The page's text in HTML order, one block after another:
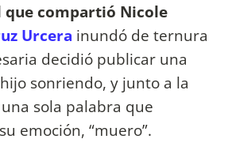
que compartió Nicole
Urcera inundó de ternura
decidió publicar una
sonriendo, y junto a la
sola palabra que
emoción, “muero”.